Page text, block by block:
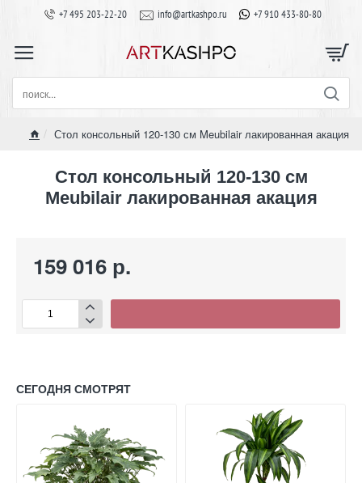
+7 495 203-22-20 info@artkashpo.ru +7 910 433-80-80
поиск...
Стол консольный 120-130 см Meubilair лакированная акация
Стол консольный 120-130 см
Meubilair лакированная акация
159 016 р.
СЕГОДНЯ СМОТРЯТ